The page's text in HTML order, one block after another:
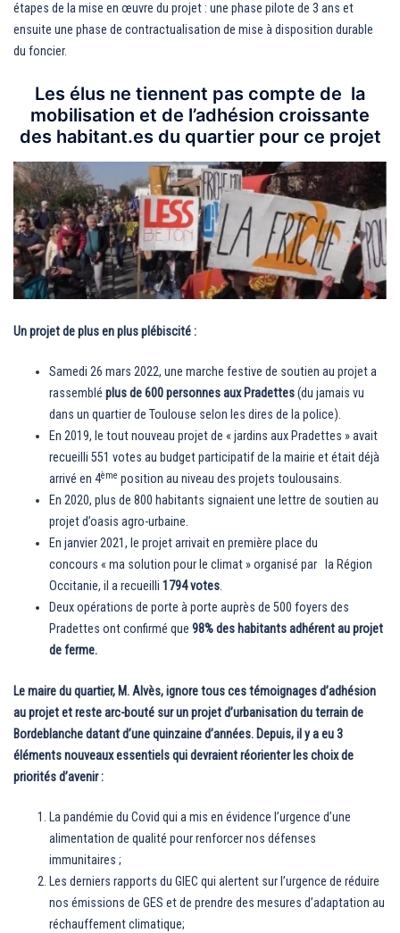
étapes de la mise en œuvre du projet : une phase pilote de 3 ans et
ensuite une phase de contractualisation de mise à disposition durable
du foncier.
Les élus ne tiennent pas compte de la
mobilisation et de l’adhésion croissante
des habitant.es du quartier pour ce projet
Un projet de plus en plus plébiscité :
Samedi 26 mars 2022, une marche festive de soutien au projet a
rassemblé plus de 600 personnes aux Pradettes(du jamais vu
dans un quartier de Toulouse selon les dires de la police).
En 2019, le tout nouveau projet de « jardins aux Pradettes » avait
recueilli 551 votes au budget participatif de la mairie et était déjà
arrivé en 4ème position au niveau des projets toulousains.
En 2020, plus de 800 habitants signaient une lettre de soutien au
projet d’oasis agro-urbaine.
En janvier 2021, le projet arrivait en première place du
concours « ma solution pour le climat » organisé par la Région
Occitanie, il a recueilli 1794 votes.
Deux opérations de porte à porte auprès de 500 foyers des
Pradettes ont confirmé que 98% des habitants adhérent au projet
de ferme.
Le maire du quartier, M. Alvès, ignore tous ces témoignages d’adhésion
au projet et reste arc-bouté sur un projet d’urbanisation du terrain de
Bordeblanche datant d’une quinzaine d’années. Depuis, il y a eu 3
éléments nouveaux essentiels qui devraient réorienter les choix de
priorités d’avenir :
La pandémie du Covid qui a mis en évidence l’urgence d’une
alimentation de qualité pour renforcer nos défenses
immunitaires ;
Les derniers rapports du GIEC qui alertent sur l’urgence de réduire
nos émissions de GES et de prendre des mesures d’adaptation au
réchauffement climatique;